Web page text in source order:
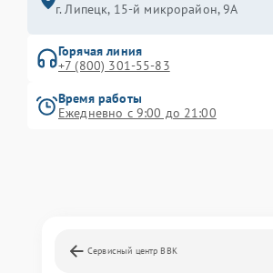
г. Липецк, 15-й микрорайон, 9А
Горячая линия
+7 (800) 301-55-83
Время работы
Ежедневно с 9:00 до 21:00
Сервисный центр BBK